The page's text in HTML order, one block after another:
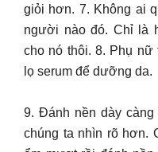
giỏi hơn. 7. Không ai
người nào đó. Chỉ là
cho nó thôi. 8. Phụ nữ
lọ serum để dưỡng da.
9. Đánh nền dày càng
chúng ta nhìn rõ hơn.